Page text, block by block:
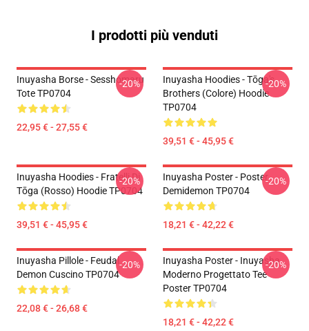
I prodotti più venduti
Inuyasha Borse - Sesshomaru
Tote TP0704
22,95 € - 27,55 €
-20%
Inuyasha Hoodies - Tōga's
Brothers (colore) Hoodie
TP0704
39,51 € - 45,95 €
-20%
Inuyasha Hoodies - Fratelli Di
Tōga (rosso) Hoodie TP0704
39,51 € - 45,95 €
-20%
Inuyasha Poster - Poster
Demidemon TP0704
18,21 € - 42,22 €
-20%
Inuyasha Pillole - Feudal
Demon Cuscino TP0704
22,08 € - 26,68 €
-20%
Inuyasha Poster - Inuyasha
Moderno Progettato Tee
Poster TP0704
18,21 € - 42,22 €
-20%